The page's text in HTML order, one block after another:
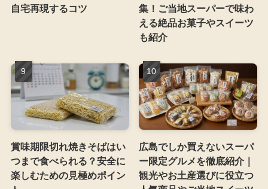
自宅再現するコツ
集！ご当地スーパーで味わ
える絶品お菓子やスイーツ
も紹介
賞味期限切れ焼きそばはい
つまで食べられる？安全に
楽しむための見極めポイン
広島でしか買えないスーパ
ー限定グルメを徹底紹介｜
観光やお土産選びに役立つ